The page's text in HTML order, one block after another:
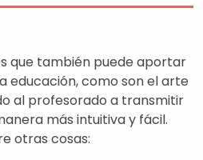
que también puede aportar
educación, como son el arte
al profesorado a transmitir
más intuitiva y fácil.
otras cosas: